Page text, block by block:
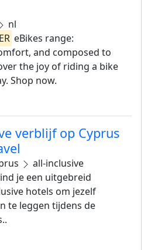
nl
eBikes range:
and composed to
the joy of riding a bike
Shop now.
verblijf op Cyprus
all-inclusive
je een uitgebreid
hotels om jezelf
te leggen tijdens de